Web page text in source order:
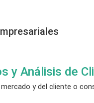
y Análisis de
y del cliente o